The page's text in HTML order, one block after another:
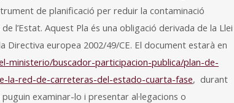
de planificació per reduir la contaminació
l’Estat. Aquest Pla és una obligació derivada de la Llei
Directiva europea 2002/49/CE. El document estarà en
ministerio/buscador-participacion-publica/plan-de-
la-red-de-carreteras-del-estado-cuarta-fase, durant
examinar-lo i presentar al·legacions o